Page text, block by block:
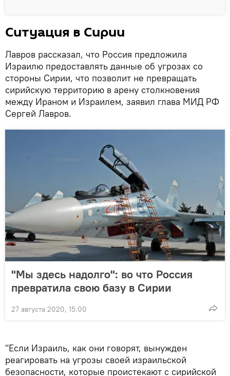
Ситуация в Сирии
Лавров рассказал, что Россия предложила
Израилю предоставлять данные об угрозах со
стороны Сирии, что позволит не превращать
сирийскую территорию в арену столкновения
между Ираном и Израилем, заявил глава МИД РФ
Сергей Лавров.
"Мы здесь надолго": во что Россия
превратила свою базу в Сирии
27 августа 2020, 15:00
"Если Израиль, как они говорят, вынужден
реагировать на угрозы своей израильской
безопасности, которые проистекают с сирийской